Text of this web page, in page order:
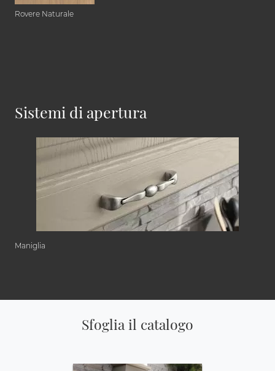
Rovere Naturale
Sistemi di apertura
Maniglia
Sfoglia il catalogo